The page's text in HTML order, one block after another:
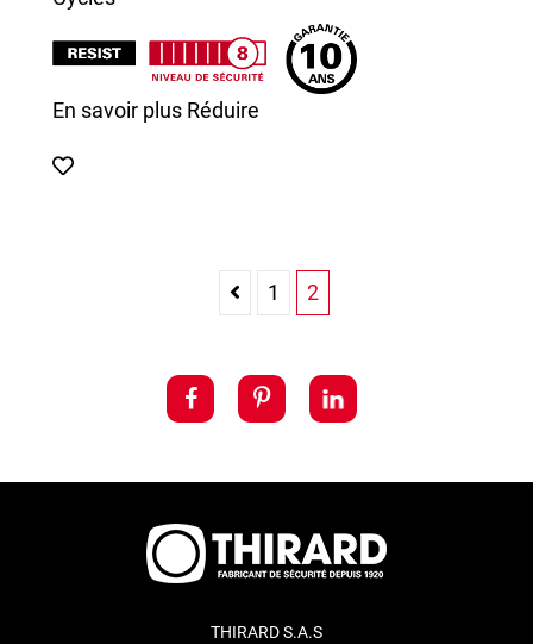
En savoir plus Réduire
1 2
THIRARD S.A.S